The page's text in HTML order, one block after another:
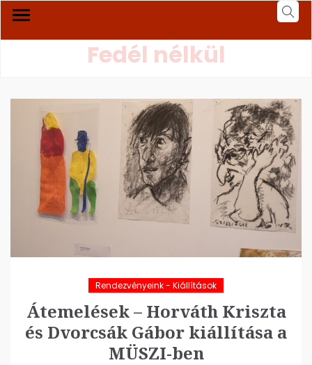
Fedél nélkül
Rendezvényeink - Kiállítások
Átemelések – Horváth Kriszta
és Dvorcsák Gábor kiállítása a
MÜSZI-ben